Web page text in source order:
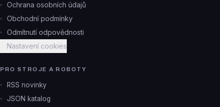
Ochrana osobních údajů
Obchodní podmínky
Odmítnutí odpovědnosti
Nastavení cookies
PRO STROJE A ROBOTY
RSS novinky
JSON katalog